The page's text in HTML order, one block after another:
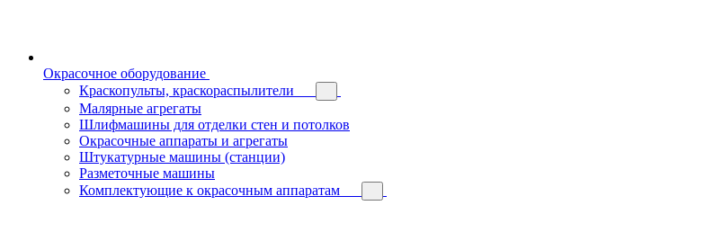
Окрасочное оборудование
Краскопульты, краскораспылители
Малярные агрегаты
Шлифмашины для отделки стен и потолков
Окрасочные аппараты и агрегаты
Штукатурные машины (станции)
Разметочные машины
Комплектующие к окрасочным аппаратам